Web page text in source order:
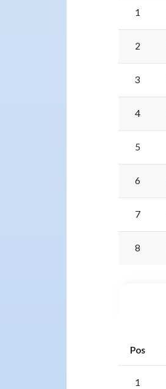
1
2
3
4
5
6
7
8
Pos
1